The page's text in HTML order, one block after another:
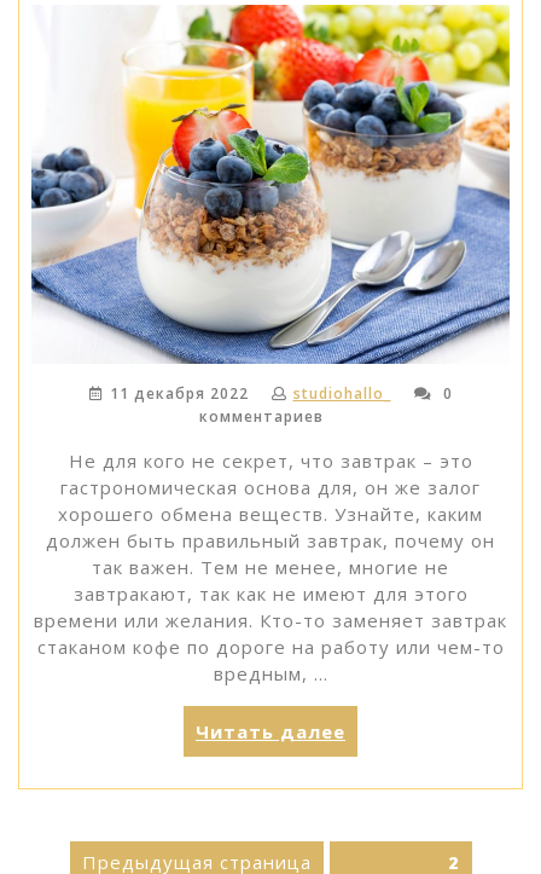
11 декабря 2022 studiohallo_
0
комментариев
Не для кого не секрет, что завтрак – это
гастрономическая основа для, он же залог
хорошего обмена веществ. Узнайте, каким
должен быть правильный завтрак, почему он
так важен. Тем не менее, многие не
завтракают, так как не имеют для этого
времени или желания. Кто-то заменяет завтрак
стаканом кофе по дороге на работу или чем-то
вредным, …
Читать далее
съешь
сам,
все
Пагинация
Предыдущая страница 2